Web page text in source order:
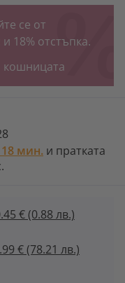
се от
18% отстъпка.
кошницата
мин. и пратката
€(0.88 лв.)
€ (78.21 лв.)